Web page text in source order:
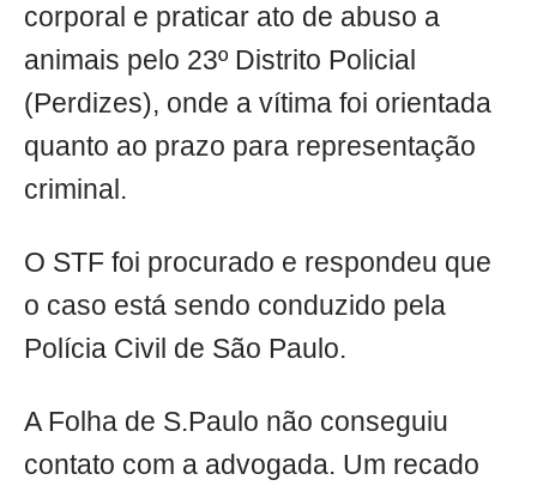
corporal e praticar ato de abuso a
animais pelo 23º Distrito Policial
(Perdizes), onde a vítima foi orientada
quanto ao prazo para representação
criminal.
O STF foi procurado e respondeu que
o caso está sendo conduzido pela
Polícia Civil de São Paulo.
A Folha de S.Paulo não conseguiu
contato com a advogada. Um recado